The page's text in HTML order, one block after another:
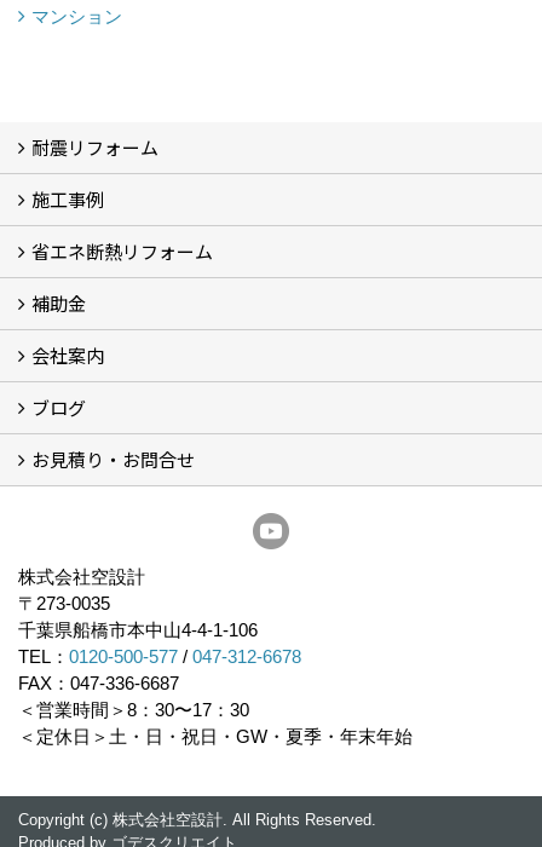
マンション
耐震リフォーム
空設計の耐震診断
耐震診断と耐震補強 動画
耐震診断レポート
減災セミナー・耐震基準と熊本地震 動画
耐震診断と耐震補強 解説
耐震診断Q&A
施工事例
施工事例
浴室の劣化改修と耐震補強 動画
浴室の劣化改修と耐震補強①
浴室の劣化改修と耐震補強②
省エネ断熱リフォーム
省エネ診断
省エネリフォーム
補助金
住宅性能表示制度
住宅断熱改修促進事業補助金2026
給湯省エネ2026
先進的窓リノベ2026
長期優良住宅化リフォーム推進事業
市川市耐震補助金
船橋市耐震補助金
浦安市耐震補助金
松戸市耐震補助金
四街道市耐震補助金
佐倉市耐震補助金
成田市耐震補助金
会社案内
経営理念／ご挨拶
会社概要
メディア掲載
リフォーム産業新聞掲載
表彰
スタッフ紹介
アクセス
不動産探し
プライバシーポリシー
ブログ
いちかわ新聞連載コラム
人生の歩き方
空設計通信
まもりとそなえ
豆知識
お見積り・お問合せ
耐震省エネ補助金無料相談会
株式会社空設計
〒273-0035
千葉県船橋市本中山4-4-1-106
TEL： 0120-500-577 / 047-312-6678
FAX：047-336-6687
＜営業時間＞8：30〜17：30
＜定休日＞土・日・祝日・GW・夏季・年末年始
Copyright (c) 株式会社空設計. All Rights Reserved.
Produced by ゴデスクリエイト